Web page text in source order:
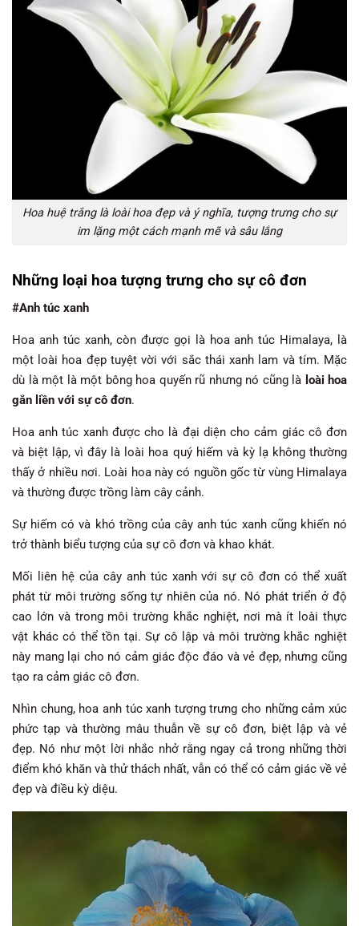
Hoa huệ trắng là loài hoa đẹp và ý nghĩa, tượng trưng cho sự
im lặng một cách mạnh mẽ và sâu lắng
Những loại hoa tượng trưng cho sự cô đơn
#Anh túc xanh
Hoa anh túc xanh, còn được gọi là hoa anh túc Himalaya, là
một loài hoa đẹp tuyệt vời với sắc thái xanh lam và tím. Mặc
dù là một là một bông hoa quyến rũ nhưng nó cũng là loài hoa
gắn liền với sự cô đơn.
Hoa anh túc xanh được cho là đại diện cho cảm giác cô đơn
và biệt lập, vì đây là loài hoa quý hiếm và kỳ lạ không thường
thấy ở nhiều nơi. Loài hoa này có nguồn gốc từ vùng Himalaya
và thường được trồng làm cây cảnh.
Sự hiếm có và khó trồng của cây anh túc xanh cũng khiến nó
trở thành biểu tượng của sự cô đơn và khao khát.
Mối liên hệ của cây anh túc xanh với sự cô đơn có thể xuất
phát từ môi trường sống tự nhiên của nó. Nó phát triển ở độ
cao lớn và trong môi trường khắc nghiệt, nơi mà ít loài thực
vật khác có thể tồn tại. Sự cô lập và môi trường khắc nghiệt
này mang lại cho nó cảm giác độc đáo và vẻ đẹp, nhưng cũng
tạo ra cảm giác cô đơn.
Nhìn chung, hoa anh túc xanh tượng trưng cho những cảm xúc
phức tạp và thường mâu thuẫn về sự cô đơn, biệt lập và vẻ
đẹp. Nó như một lời nhắc nhở rằng ngay cả trong những thời
điểm khó khăn và thử thách nhất, vẫn có thể có cảm giác về vẻ
đẹp và điều kỳ diệu.